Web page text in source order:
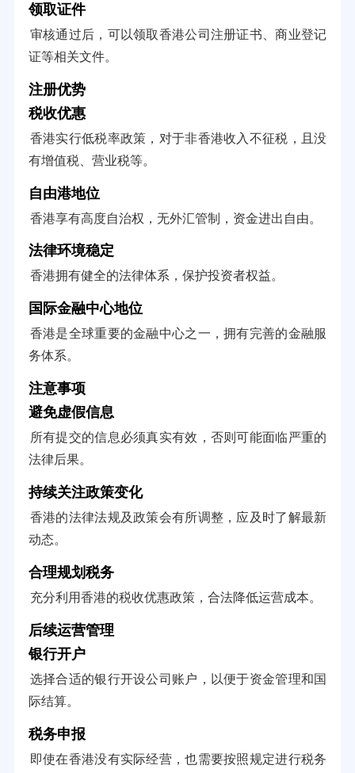
领取证件
审核通过后，可以领取香港公司注册证书、商业登记
证等相关文件。
注册优势
税收优惠
香港实行低税率政策，对于非香港收入不征税，且没
有增值税、营业税等。
自由港地位
香港享有高度自治权，无外汇管制，资金进出自由。
法律环境稳定
香港拥有健全的法律体系，保护投资者权益。
国际金融中心地位
香港是全球重要的金融中心之一，拥有完善的金融服
务体系。
注意事项
避免虚假信息
所有提交的信息必须真实有效，否则可能面临严重的
法律后果。
持续关注政策变化
香港的法律法规及政策会有所调整，应及时了解最新
动态。
合理规划税务
充分利用香港的税收优惠政策，合法降低运营成本。
后续运营管理
银行开户
选择合适的银行开设公司账户，以便于资金管理和国
际结算。
税务申报
即使在香港没有实际经营，也需要按照规定进行税务